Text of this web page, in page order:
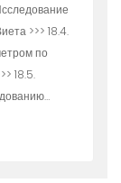
>>> 18.4.
по
18.5.